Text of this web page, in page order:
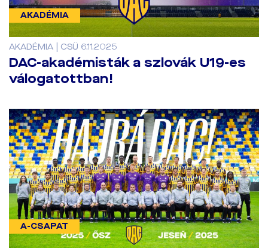
AKADÉMIA
AKADÉMIA | CSÜ 6.11.2025
DAC-akadémisták a szlovák U19-es
válogatottban!
A-CSAPAT